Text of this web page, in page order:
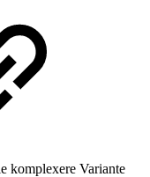
komplexere Variante